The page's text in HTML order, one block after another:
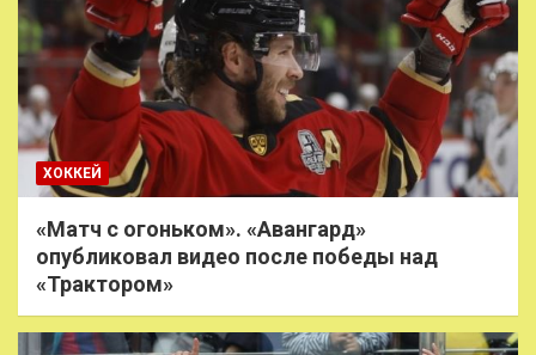
ХОККЕЙ
«Матч с огоньком». «Авангард»
опубликовал видео после победы над
«Трактором»